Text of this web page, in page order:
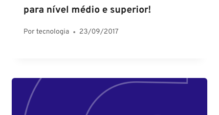
para nível médio e superior!
Portecnologia 23/09/2017